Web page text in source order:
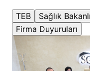
TEB Sağlık
Firma Duyuruları